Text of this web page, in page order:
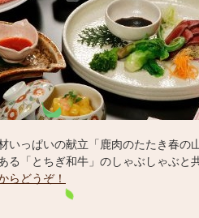
いっぱいの献立「鹿肉のたたき春
る「とちぎ和牛」のしゃぶしゃぶと
らどうぞ！